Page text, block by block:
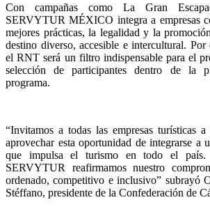
Con campañas como La Gran
SERVYTUR MÉXICO integra a empresas
mejores prácticas, la legalidad y la
destino diverso, accesible e intercultural.
el RNT será un filtro indispensable para el
selección de participantes dentro de la
programa.
“Invitamos a todas las empresas turísticas
aprovechar esta oportunidad de integrarse a
que impulsa el turismo en todo el
SERVYTUR reafirmamos nuestro
ordenado, competitivo e inclusivo” subrayó
Stéffano, presidente de la Confederación de